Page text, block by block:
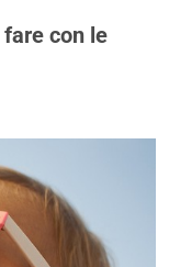
con le